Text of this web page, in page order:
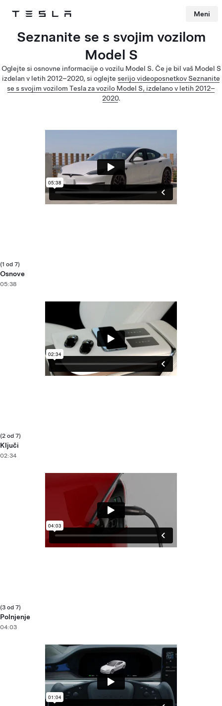
Tesla Meni
Seznanite se s svojim vozilom
Model S
Oglejte si osnovne informacije o vozilu Model S. Če je bil vaš Model S
izdelan v letih 2012–2020, si oglejte serijo videoposnetkov Seznanite
se s svojim vozilom Tesla za vozilo Model S, izdelano v letih 2012–
2020.
(1 od 7)
Osnove
05:38
(2 od 7)
Ključi
02:34
(3 od 7)
Polnjenje
04:03